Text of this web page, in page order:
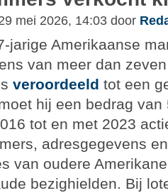
mei 2026, 14:03 door
jarige Amerikaanse
van meer dan
veroordeeld tot een
hij een bedrag
tot en met 2023
adresgegevens
van oudere
bezighielden. Bij